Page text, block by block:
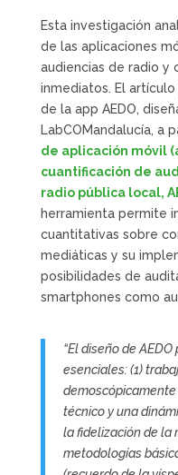
Esta investigación
de las aplicaciones
audiencias de radio y
inmediatos. El
de la app AEDO,
LabCOMandalucía, a
de aplicación móvil
cuantificación de
radio pública local,
herramienta permite
cuantitativas sobre
mediáticas y su
posibilidades de
smartphones como
“El diseño de
esenciales: (1)
técnico y una
la fidelización de la
metodologías